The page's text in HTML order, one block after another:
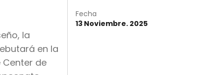
la
en la
Center de
Fecha
13 Noviembre. 2025